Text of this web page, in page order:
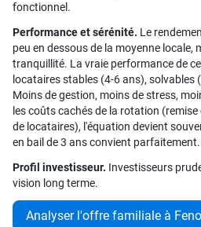
fonctionnel.
Performance et sérénité. Le
peu en dessous de la moyenne locale,
tranquillité. La vraie performance de
locataires stables (4-6 ans), solvables
Moins de gestion, moins de stress,
les coûts cachés de la rotation
de locataires), l'équation devient
en bail de 3 ans convient parfaitement.
Profil investisseur. Investisseurs
vision long terme.
Analyser l'offre familiale à